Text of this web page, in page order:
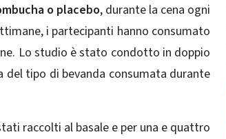
o placebo, durante la cena ogni
i partecipanti hanno consumato
Lo studio è stato condotto in doppio
del tipo di bevanda consumata durante
raccolti al basale e per una e quattro